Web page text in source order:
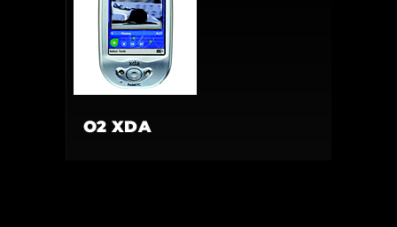
O2 XDA